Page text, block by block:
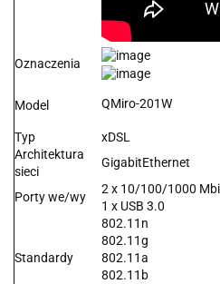
Oznaczenia
Model QMiro-201W
Typ
xDSL
Architektura
sieci
GigabitEthernet
Porty we/wy
2 x 10/100/1000
1 x USB 3.0
Standardy
802.11n
802.11g
802.11a
802.11b